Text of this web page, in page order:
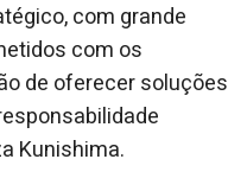
com grande
com os
de oferecer soluções
Kunishima.